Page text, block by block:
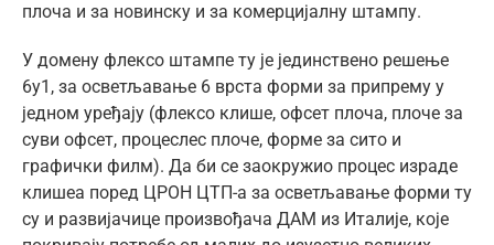
плоча и за новинску и за комерцијалну штампу.
У домену флексо штампе ту је јединствено решење
6у1, за осветљавање 6 врста форми за припрему у
једном уређају (флексо клише, офсет плоча, плоче за
суви офсет, процеслес плоче, форме за сито и
графички филм). Да би се заокружио процес израде
клишеа поред ЦРОН ЦТП-а за осветљавање форми ту
су и развијачице произвођача ДАМ из Италије, које